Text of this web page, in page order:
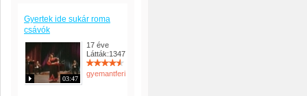
Gyertek ide sukár roma
csávók
03:47
17 éve
Látták:1347
gyemantferi